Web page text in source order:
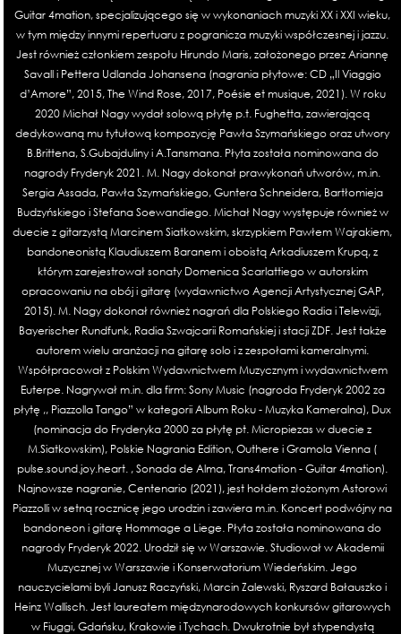
Guitar 4mation, specjalizującego się w wykonaniach muzyki XX i XXI wieku,
w tym między innymi repertuaru z pogranicza muzyki współczesnej i jazzu.
Jest również członkiem zespołu Hirundo Maris, założonego przez Ariannę
Savall i Pettera Udlanda Johansena (nagrania płytowe: CD „Il Viaggio
d’Amore”, 2015, The Wind Rose, 2017, Poésie et musique, 2021). W roku
2020 Michał Nagy wydał solową płytę p.t. Fughetta, zawierającą
dedykowaną mu tytułową kompozycję Pawła Szymańskiego oraz utwory
B.Brittena, S.Gubajduliny i A.Tansmana. Płyta została nominowana do
nagrody Fryderyk 2021. M. Nagy dokonał prawykonań utworów, m.in.
Sergia Assada, Pawła Szymańskiego, Guntera Schneidera, Bartłomieja
Budzyńskiego i Stefana Soewandiego. Michał Nagy występuje również w
duecie z gitarzystą Marcinem Siatkowskim, skrzypkiem Pawłem Wajrakiem,
bandoneonistą Klaudiuszem Baranem i oboistą Arkadiuszem Krupą, z
którym zarejestrował sonaty Domenica Scarlattiego w autorskim
opracowaniu na obój i gitarę (wydawnictwo Agencji Artystycznej GAP,
2015). M. Nagy dokonał również nagrań dla Polskiego Radia i Telewizji,
Bayerischer Rundfunk, Radia Szwajcarii Romańskiej i stacji ZDF. Jest także
autorem wielu aranżacji na gitarę solo i z zespołami kameralnymi.
Współpracował z Polskim Wydawnictwem Muzycznym i wydawnictwem
Euterpe. Nagrywał m.in. dla firm: Sony Music (nagroda Fryderyk 2002 za
płytę ,, Piazzolla Tango” w kategorii Album Roku - Muzyka Kameralna), Dux
(nominacja do Fryderyka 2000 za płytę pt. Micropiezas w duecie z
M.Siatkowskim), Polskie Nagrania Edition, Outhere i Gramola Vienna (
pulse.sound.joy.heart. , Sonada de Alma, Trans4mation - Guitar 4mation).
Najnowsze nagranie, Centenario (2021), jest hołdem złożonym Astorowi
Piazzolli w setną rocznicę jego urodzin i zawiera m.in. Koncert podwójny na
bandoneon i gitarę Hommage a Liege. Płyta została nominowana do
nagrody Fryderyk 2022. Urodził się w Warszawie. Studiował w Akademii
Muzycznej w Warszawie i Konserwatorium Wiedeńskim. Jego
nauczycielami byli Janusz Raczyński, Marcin Zalewski, Ryszard Bałauszko i
Heinz Wallisch. Jest laureatem międzynarodowych konkursów gitarowych
w Fiuggi, Gdańsku, Krakowie i Tychach. Dwukrotnie był stypendystą